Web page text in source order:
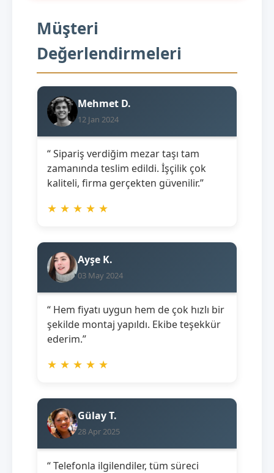
Müşteri
Değerlendirmeleri
Mehmet D.
12 Jan 2024
“ Sipariş verdiğim mezar taşı tam
zamanında teslim edildi. İşçilik çok
kaliteli, firma gerçekten güvenilir.”
★ ★ ★ ★ ★
Ayşe K.
03 May 2024
“ Hem fiyatı uygun hem de çok hızlı bir
şekilde montaj yapıldı. Ekibe teşekkür
ederim.”
★ ★ ★ ★ ★
Gülay T.
28 Apr 2025
“ Telefonla ilgilendiler, tüm süreci